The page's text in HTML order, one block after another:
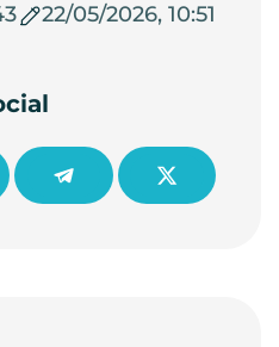
22/05/2026, 10:51